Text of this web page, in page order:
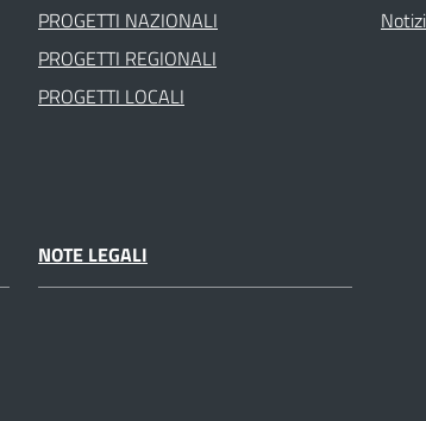
PROGETTI NAZIONALI
PROGETTI REGIONALI
PROGETTI LOCALI
NOTE LEGALI